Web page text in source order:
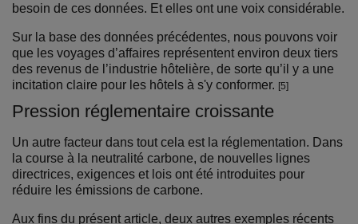
besoin de ces données. Et elles ont une voix considérable.
Sur la base des données précédentes, nous pouvons voir
que les voyages d’affaires représentent environ deux tiers
des revenus de l’industrie hôtelière, de sorte qu’il y a une
incitation claire pour les hôtels à s'y conformer. [5]
Pression réglementaire croissante
Un autre facteur dans tout cela est la réglementation. Dans
la course à la neutralité carbone, de nouvelles lignes
directrices, exigences et lois ont été introduites pour
réduire les émissions de carbone.
Aux fins du présent article, deux autres exemples récents